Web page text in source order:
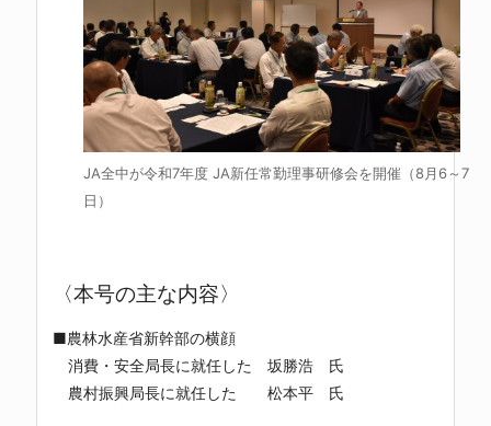
JA全中が令和7年度 JA新任常勤理事研修会を開催（8月6～7
日）
〈本号の主な内容〉
■農林水産省新幹部の横顔
消費・安全局長に就任した 坂勝浩 氏
農村振興局長に就任した 松本平 氏